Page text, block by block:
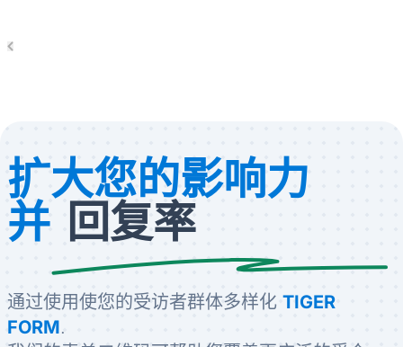
扩大您的影响力
并 回复率
通过使用使您的受访者群体多样化 TIGER
FORM.